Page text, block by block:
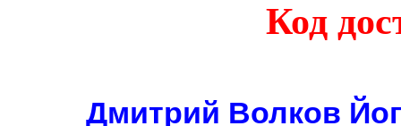
Код
Дмитрий Волков